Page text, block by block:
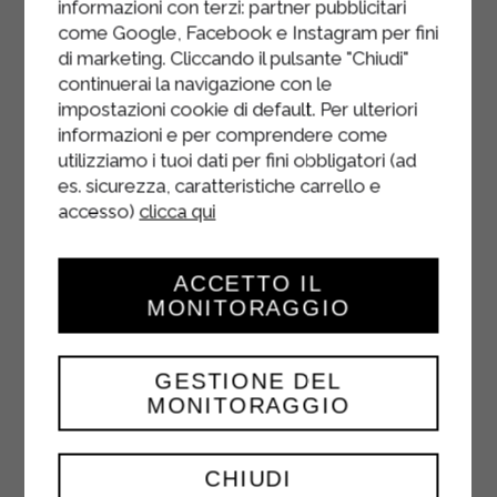
informazioni con terzi: partner pubblicitari
come Google, Facebook e Instagram per fini
di marketing. Cliccando il pulsante "Chiudi"
continuerai la navigazione con le
impostazioni cookie di default. Per ulteriori
informazioni e per comprendere come
utilizziamo i tuoi dati per fini obbligatori (ad
es. sicurezza, caratteristiche carrello e
accesso) clicca qui
CHIUDI
GESTIONE DEL
MONITORAGGIO
ACCETTO IL
MONITORAGGIO